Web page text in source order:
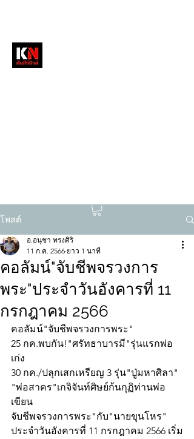
โพสต์
คอลัมน์"จับชีพจรวงการ
พระ"ประจำวันอังคารที่ 11
กรกฎาคม 2566
อ.อนุชา ทรงศิริ
11 ก.ค. 2566 ยาว 1 นาที
คอลัมน์"จับชีพจรวงการพระ"
25 กค.พบกัน!"ศรัทธาบารมี"รุ่นแรกพ่อ
เก่ง
30 กค./ปลุกเสกเหรียญ 3 รุ่น"ปู่มหาศิลา"
"พ่อสาคร"เกจิจันท์ศิษย์ก้นกุฏิท่านพ่อ
เขียน
จับชีพจรวงการพระ"กับ"นายขุนโหร"
ประจำวันอังคารที่ 11 กรกฎาคม 2566 เริ่ม